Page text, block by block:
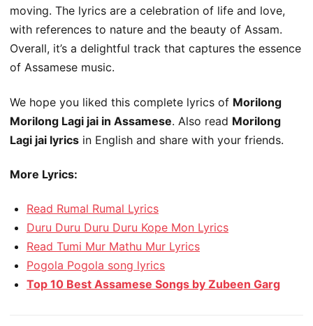
moving. The lyrics are a celebration of life and love,
with references to nature and the beauty of Assam.
Overall, it’s a delightful track that captures the essence
of Assamese music.
We hope you liked this complete lyrics of Morilong
Morilong Lagi jai in Assamese. Also read Morilong
Lagi jai lyrics in English and share with your friends.
More Lyrics:
Read Rumal Rumal Lyrics
Duru Duru Duru Duru Kope Mon Lyrics
Read Tumi Mur Mathu Mur Lyrics
Pogola Pogola song lyrics
Top 10 Best Assamese Songs by Zubeen Garg